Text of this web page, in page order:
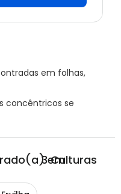
em folhas,
concêntricos se
em
3Culturas